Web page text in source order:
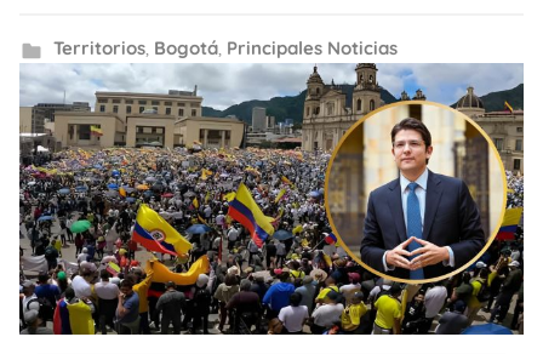
Territorios, Bogotá, Principales Noticias